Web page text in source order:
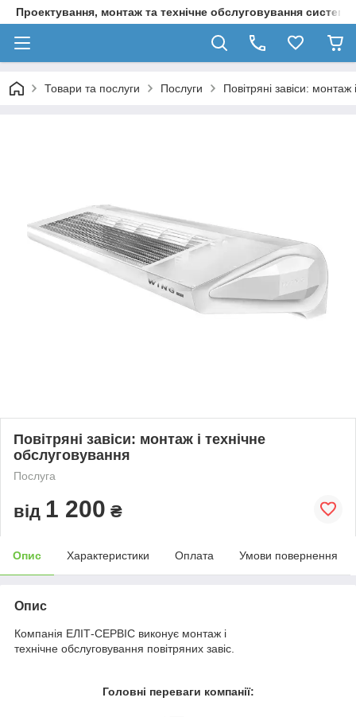
Проектування, монтаж та технічне обслуговування систем
Товари та послуги Послуги Повітряні завіси:
Повітряні завіси: монтаж і технічне
обслуговування
Послуга
від 1 200 ₴
Опис Характеристики Оплата Умови повернення
Опис
Компанія ЕЛІТ-СЕРВІС виконує монтаж і
технічне обслуговування повітряних завіс.
Головні переваги компанії: